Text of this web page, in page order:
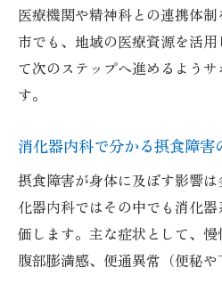
チ
消化器内科で受ける
摂食障害と消化器内
消化器内科独自の摂
策
消化器内科が行う合
摂食障害治療に使わ
医療機関や精神科との連携体
市でも、地域の医療資源を活
て次のステップへ進めるよう
す。
消化器内科で分かる摂食障害
摂食障害が身体に及ぼす影響
化器内科ではその中でも消化
価します。主な症状として、慢
腹部膨満感、便通異常（便秘や